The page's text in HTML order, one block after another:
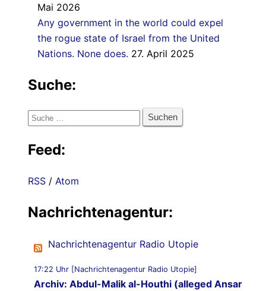
Mai 2026
Any government in the world could expel
the rogue state of Israel from the United
Nations. None does. 27. April 2025
Suche:
Suche
Feed:
RSS / Atom
Nachrichtenagentur:
Nachrichtenagentur Radio Utopie
17:22 Uhr [Nachrichtenagentur Radio Utopie]
Archiv: Abdul-Malik al-Houthi (alleged Ansar